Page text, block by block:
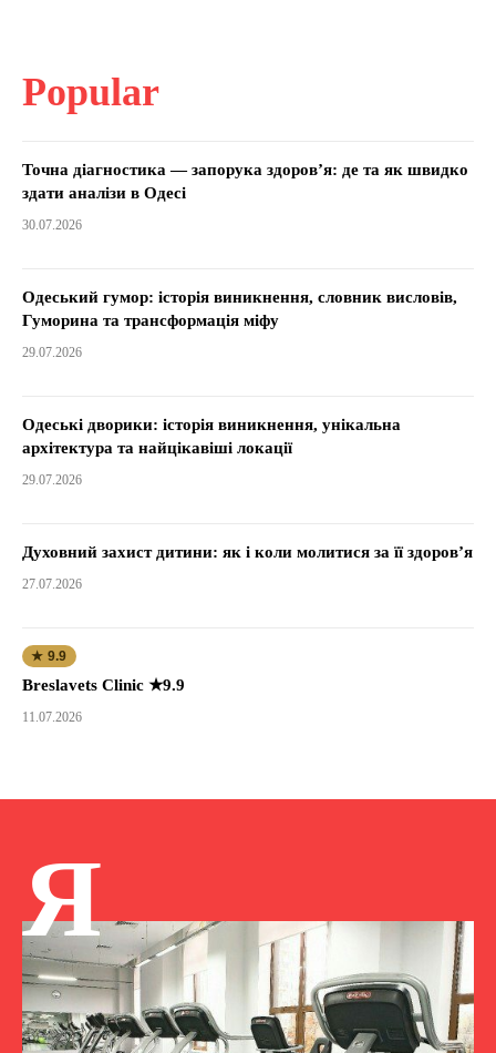
Popular
Точна діагностика — запорука здоров’я: де та як швидко
здати аналізи в Одесі
30.07.2026
Одеський гумор: історія виникнення, словник висловів,
Гуморина та трансформація міфу
29.07.2026
Одеські дворики: історія виникнення, унікальна
архітектура та найцікавіші локації
29.07.2026
Духовний захист дитини: як і коли молитися за її здоров’я
27.07.2026
★ 9.9
Breslavets Clinic ★9.9
11.07.2026
Я